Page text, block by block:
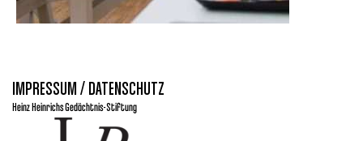
IMPRESSUM / DATENSCHUTZ
Heinz Heinrichs Gedächtnis-Stiftung